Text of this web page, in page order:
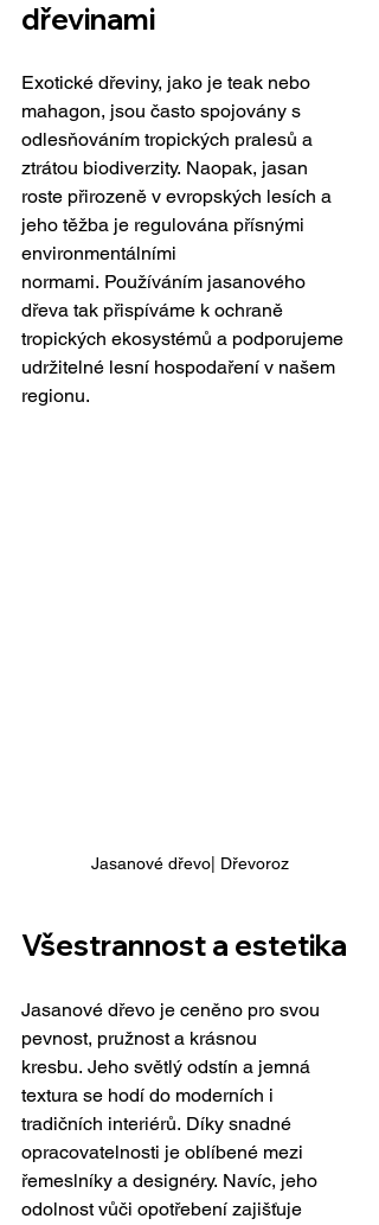
dřevinami
Exotické dřeviny, jako je teak nebo
mahagon, jsou často spojovány s
odlesňováním tropických pralesů a
ztrátou biodiverzity. Naopak, jasan
roste přirozeně v evropských lesích a
jeho těžba je regulována přísnými
environmentálními
normami. Používáním jasanového
dřeva tak přispíváme k ochraně
tropických ekosystémů a podporujeme
udržitelné lesní hospodaření v našem
regionu.
Jasanové dřevo| Dřevoroz
Všestrannost a estetika
Jasanové dřevo je ceněno pro svou
pevnost, pružnost a krásnou
kresbu. Jeho světlý odstín a jemná
textura se hodí do moderních i
tradičních interiérů. Díky snadné
opracovatelnosti je oblíbené mezi
řemeslníky a designéry. Navíc, jeho
odolnost vůči opotřebení zajišťuje